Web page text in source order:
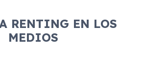
RENTING EN LOS
MEDIOS